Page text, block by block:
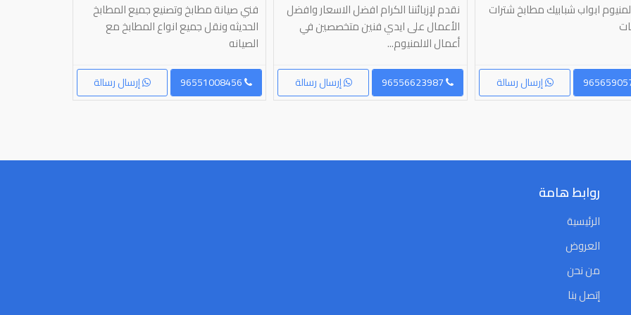
ابواب شبابيك مطابخ شترات
إرسال رسالة
نقدم لإزبائننا الكرام افضل الاسعار وافضل
الأعمال على ايدي فنين متخصصين في
أعمال الالمنيوم...
إرسال رسالة 96556623987
فني صيانة مطابخ وتصنيع جميع المطابخ
الحديثه ونقل جميع انواع المطابخ مع
الصيانه
إرسال رسالة 96551008456
روابط هامة
الرئيسية
العروض
من نحن
إتصل بنا